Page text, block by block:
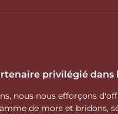
privilégié
nous nous efforçons
de mors et bridons,